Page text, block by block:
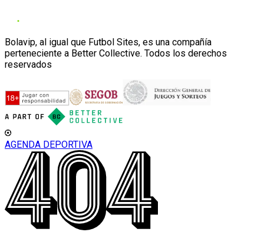
Bolavip, al igual que Futbol Sites, es una compañía
perteneciente a Better Collective. Todos los derechos
reservados
AGENDA DEPORTIVA